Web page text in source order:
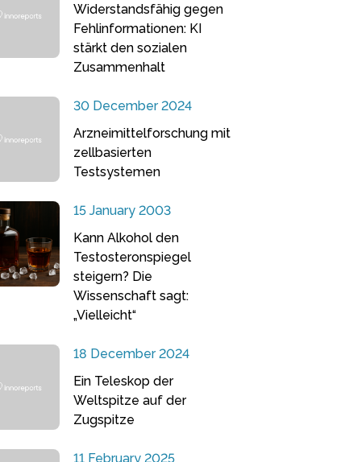
Widerstandsfähig gegen
Fehlinformationen: KI
stärkt den sozialen
Zusammenhalt
30 December 2024
Arzneimittelforschung mit
zellbasierten
Testsystemen
15 January 2003
Kann Alkohol den
Testosteronspiegel
steigern? Die
Wissenschaft sagt:
„Vielleicht“
18 December 2024
Ein Teleskop der
Weltspitze auf der
Zugspitze
11 February 2025